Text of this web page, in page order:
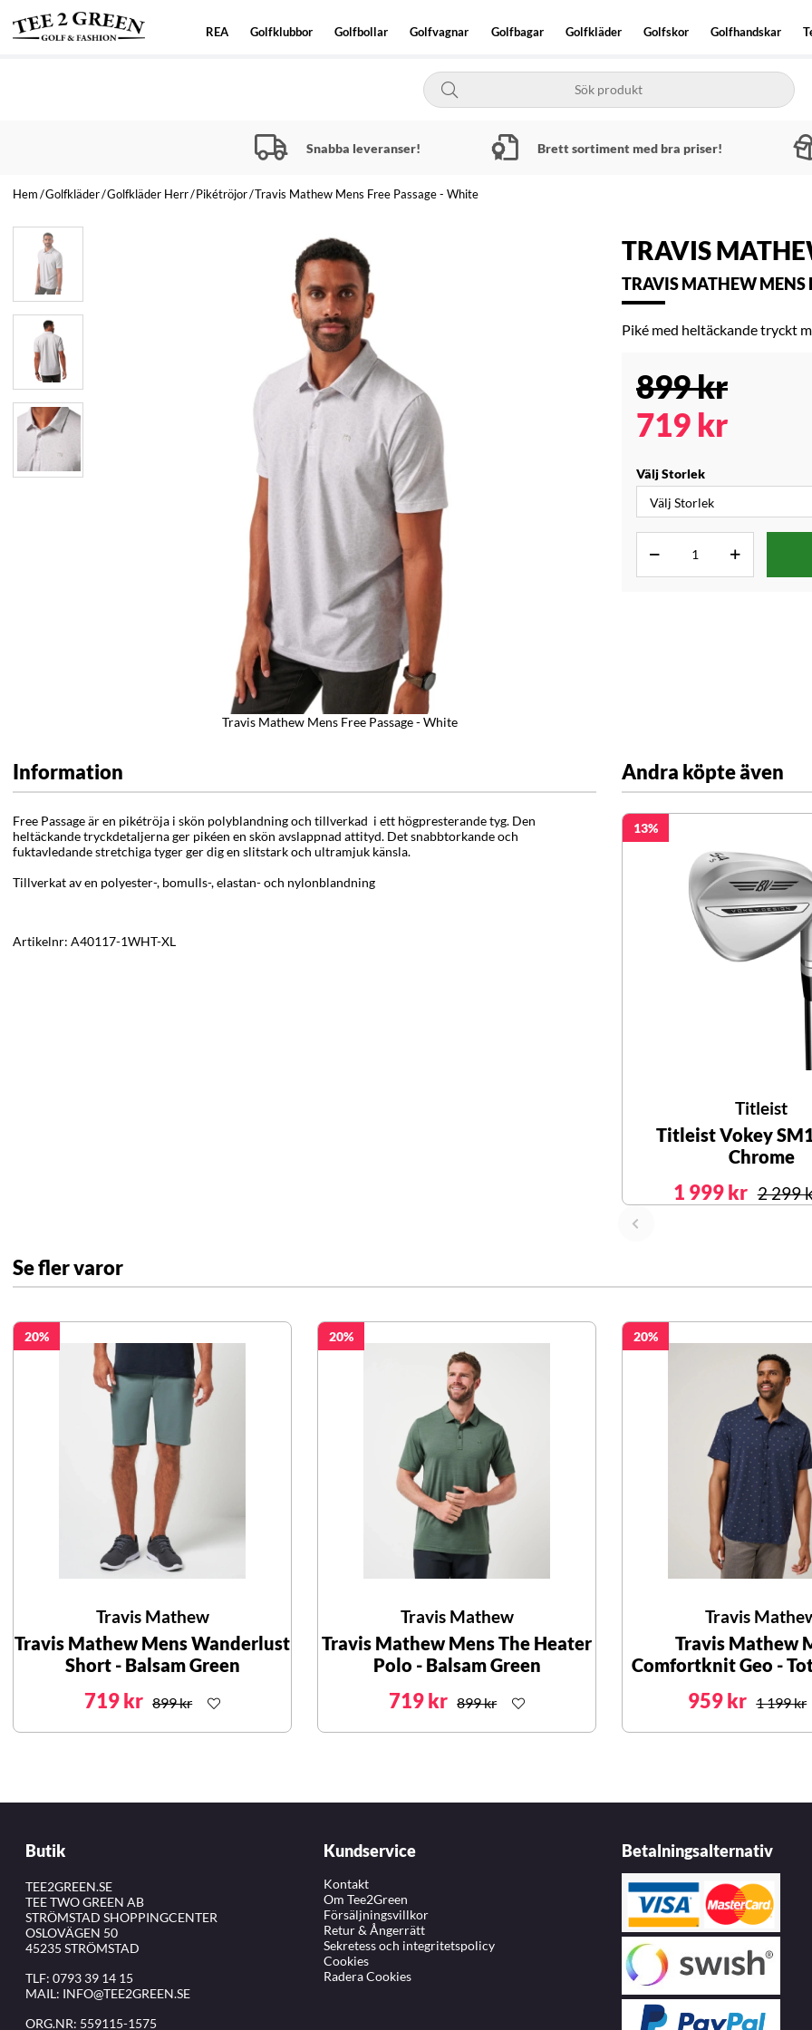
REA Golfklubbor Golfbollar Golfvagnar Golfbagar Golfkläder Golfskor Golfhandskar
Snabba leveranser! Brett sortiment med bra priser!
Hem Golfkläder Golfkläder Herr Pikétröjor Travis Mathew Mens Free Passage - White
Travis Mathew Mens Free Passage - White
TRAVIS
TRAVIS MATHEW MENS
Piké med heltäckande tryckt
899kr
719 kr
Välj Storlek
Information
Free Passage är en pikétröja i skön polyblandning och tillverkad i ett högpresterande tyg. Den
heltäckande tryckdetaljerna ger pikéen en skön avslappnad attityd. Det snabbtorkande och
fuktavledande stretchiga tyger ger dig en slitstark och ultramjuk känsla.
Tillverkat av en polyester-, bomulls-, elastan- och nylonblandning
Artikelnr: A40117-1WHT-XL
Andra köpte även
13
Titleist
Titleist Vokey
Chrome
1 999 kr 2 299
Se fler varor
20
Travis Mathew
Travis Mathew Mens Wanderlust
Short - Balsam Green
719 kr 899 kr
20
Travis Mathew
Travis Mathew Mens The Heater
Polo - Balsam Green
719 kr 899 kr
20
Travis
Travis Mathew
Comfortknit Geo -
959 kr 1 199 kr
Butik
TEE2GREEN.SE
TEE TWO GREEN AB
STRÖMSTAD SHOPPINGCENTER
OSLOVÄGEN 50
45235 STRÖMSTAD
TLF: 0793 39 14 15
MAIL: INFO@TEE2GREEN.SE
ORG.NR: 559115-1575
Kundservice
Kontakt
Om Tee2Green
Försäljningsvillkor
Retur & Ångerrätt
Sekretess och integritetspolicy
Cookies
Radera Cookies
Betalningsalternativ